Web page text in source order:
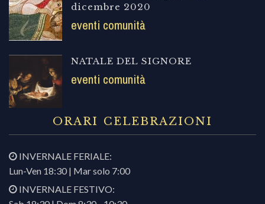
dicembre 2020
eventi comunità
NATALE DEL SIGNORE
eventi comunità
ORARI CELEBRAZIONI
INVERNALE FERIALE:
Lun-Ven 18:30 | Mar solo 7:00
INVERNALE FESTIVO: